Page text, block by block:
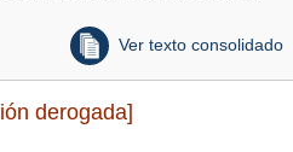
Ver texto consolidado
derogada]